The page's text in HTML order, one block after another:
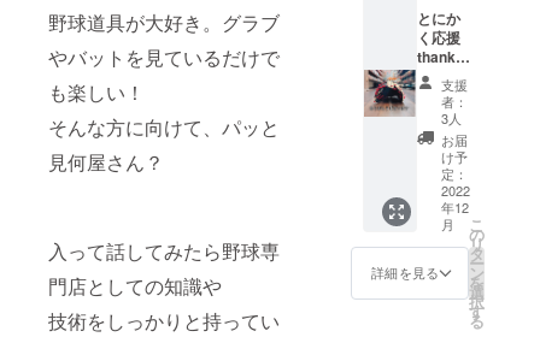
野球道具が大好き。グラブ
やバットを見ているだけで
も楽しい！
そんな方に向けて、パッと
見何屋さん？
入って話してみたら野球専
門店としての知識や
技術をしっかりと持ってい
のボ
ディは
レギュ
ラーシ
ルエッ
トとな
りま
す。
ルーズ
に着ら
れる場
合には
大きめ
のサイ
とにか
く応援
thank
youレ
ターと
ロゴ入
りオリ
ジナル
ステッ
カーを
お送り
しま
す！ ス
テッ
カー
50×70
支援
者：
3人
お届
け予
定：
2022
年12
月
詳細を見る
こ
の
リ
タ
ー
ン
を
選
択
す
る